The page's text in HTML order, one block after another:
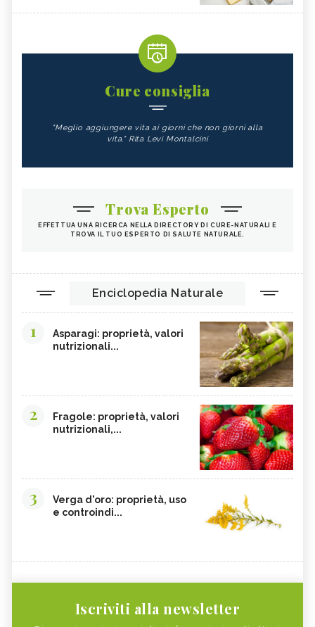
Cure consiglia
"Meglio aggiungere vita ai giorni che non giorni alla
vita." Rita Levi Montalcini
Trova Esperto
EFFETTUA UNA RICERCA NELLA DIRECTORY DI CURE-NATURALI E
TROVA IL TUO ESPERTO DI SALUTE NATURALE.
Enciclopedia Naturale
1
Asparagi: proprietà, valori
nutrizionali...
2
Fragole: proprietà, valori
nutrizionali,...
3
Verga d'oro: proprietà, uso
e controindi...
Iscriviti alla newsletter